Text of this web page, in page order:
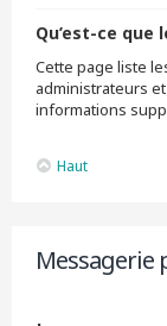
Qu’est-ce que
Cette page liste
administrateurs
informations
Haut
Messagerie